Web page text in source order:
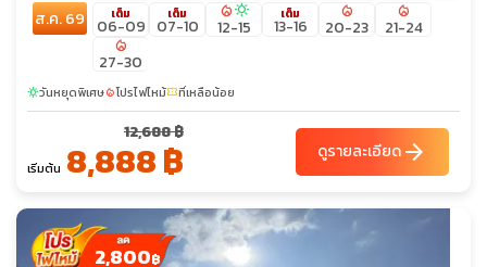
ส.ค. 69 เต็ม
06-09
เต็ม
07-10
local_fire_departmentsunny
12-15
เต็ม
13-16
local_fire_department
20-23
local_fire_department
21-24
local_fire_department
27-30
sunnyวันหยุดพิเศษlocal_fire_departmentโปรไฟไหม้confirmation_numberที่เหลือน้อย
เริ่มต้น
12,688 ฿
8,888 ฿ ดูรายละเอียดarrow_forward
2,800฿